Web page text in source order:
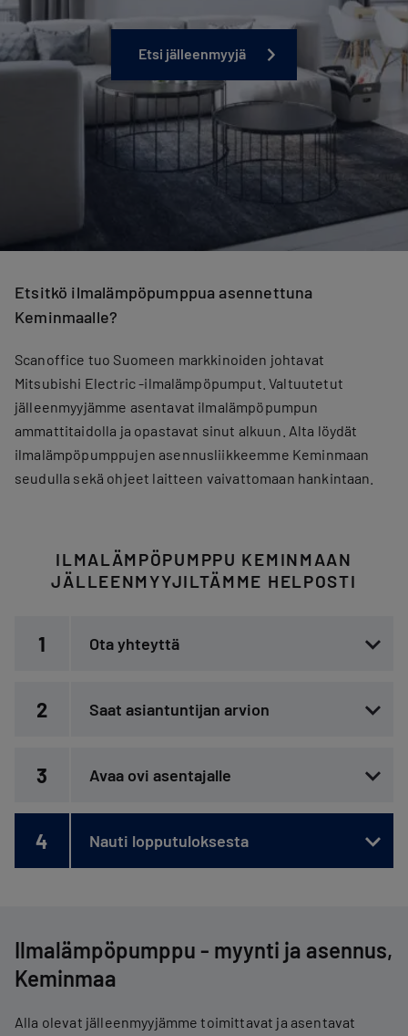
Etsi jälleenmyyjä
Etsitkö ilmalämpöpumppua asennettuna
Keminmaalle?
Scanoffice tuo Suomeen markkinoiden johtavat
Mitsubishi Electric -ilmalämpöpumput. Valtuutetut
jälleenmyyjämme asentavat ilmalämpöpumpun
ammattitaidolla ja opastavat sinut alkuun. Alta löydät
ilmalämpöpumppujen asennusliikkeemme Keminmaan
seudulla sekä ohjeet laitteen vaivattomaan hankintaan.
ILMALÄMPÖPUMPPU KEMINMAAN
JÄLLEENMYYJILTÄMME HELPOSTI
1 Ota yhteyttä
2 Saat asiantuntijan arvion
3 Avaa ovi asentajalle
4 Nauti lopputuloksesta
Ilmalämpöpumppu - myynti ja asennus,
Keminmaa
Alla olevat jälleenmyyjämme toimittavat ja asentavat